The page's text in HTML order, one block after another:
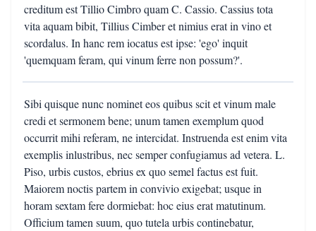
creditum est Tillio Cimbro quam C. Cassio. Cassius tota
vita aquam bibit, Tillius Cimber et nimius erat in vino et
scordalus. In hanc rem iocatus est ipse: 'ego' inquit
'quemquam feram, qui vinum ferre non possum?'.
Sibi quisque nunc nominet eos quibus scit et vinum male
credi et sermonem bene; unum tamen exemplum quod
occurrit mihi referam, ne intercidat. Instruenda est enim vita
exemplis inlustribus, nec semper confugiamus ad vetera. L.
Piso, urbis custos, ebrius ex quo semel factus est fuit.
Maiorem noctis partem in convivio exigebat; usque in
horam sextam fere dormiebat: hoc eius erat matutinum.
Officium tamen suum, quo tutela urbis continebatur,